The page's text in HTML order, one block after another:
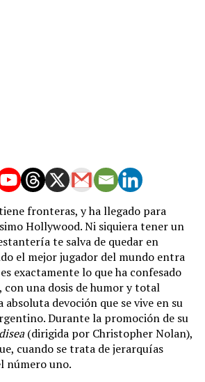
fronteras, y ha llegado para
Hollywood. Ni siquiera tener un
te salva de quedar en
el mejor jugador del mundo entra
exactamente lo que ha confesado
con una dosis de humor y total
devoción que se vive en su
Durante la promoción de su
(dirigida por Christopher Nolan),
cuando se trata de jerarquías
número uno.